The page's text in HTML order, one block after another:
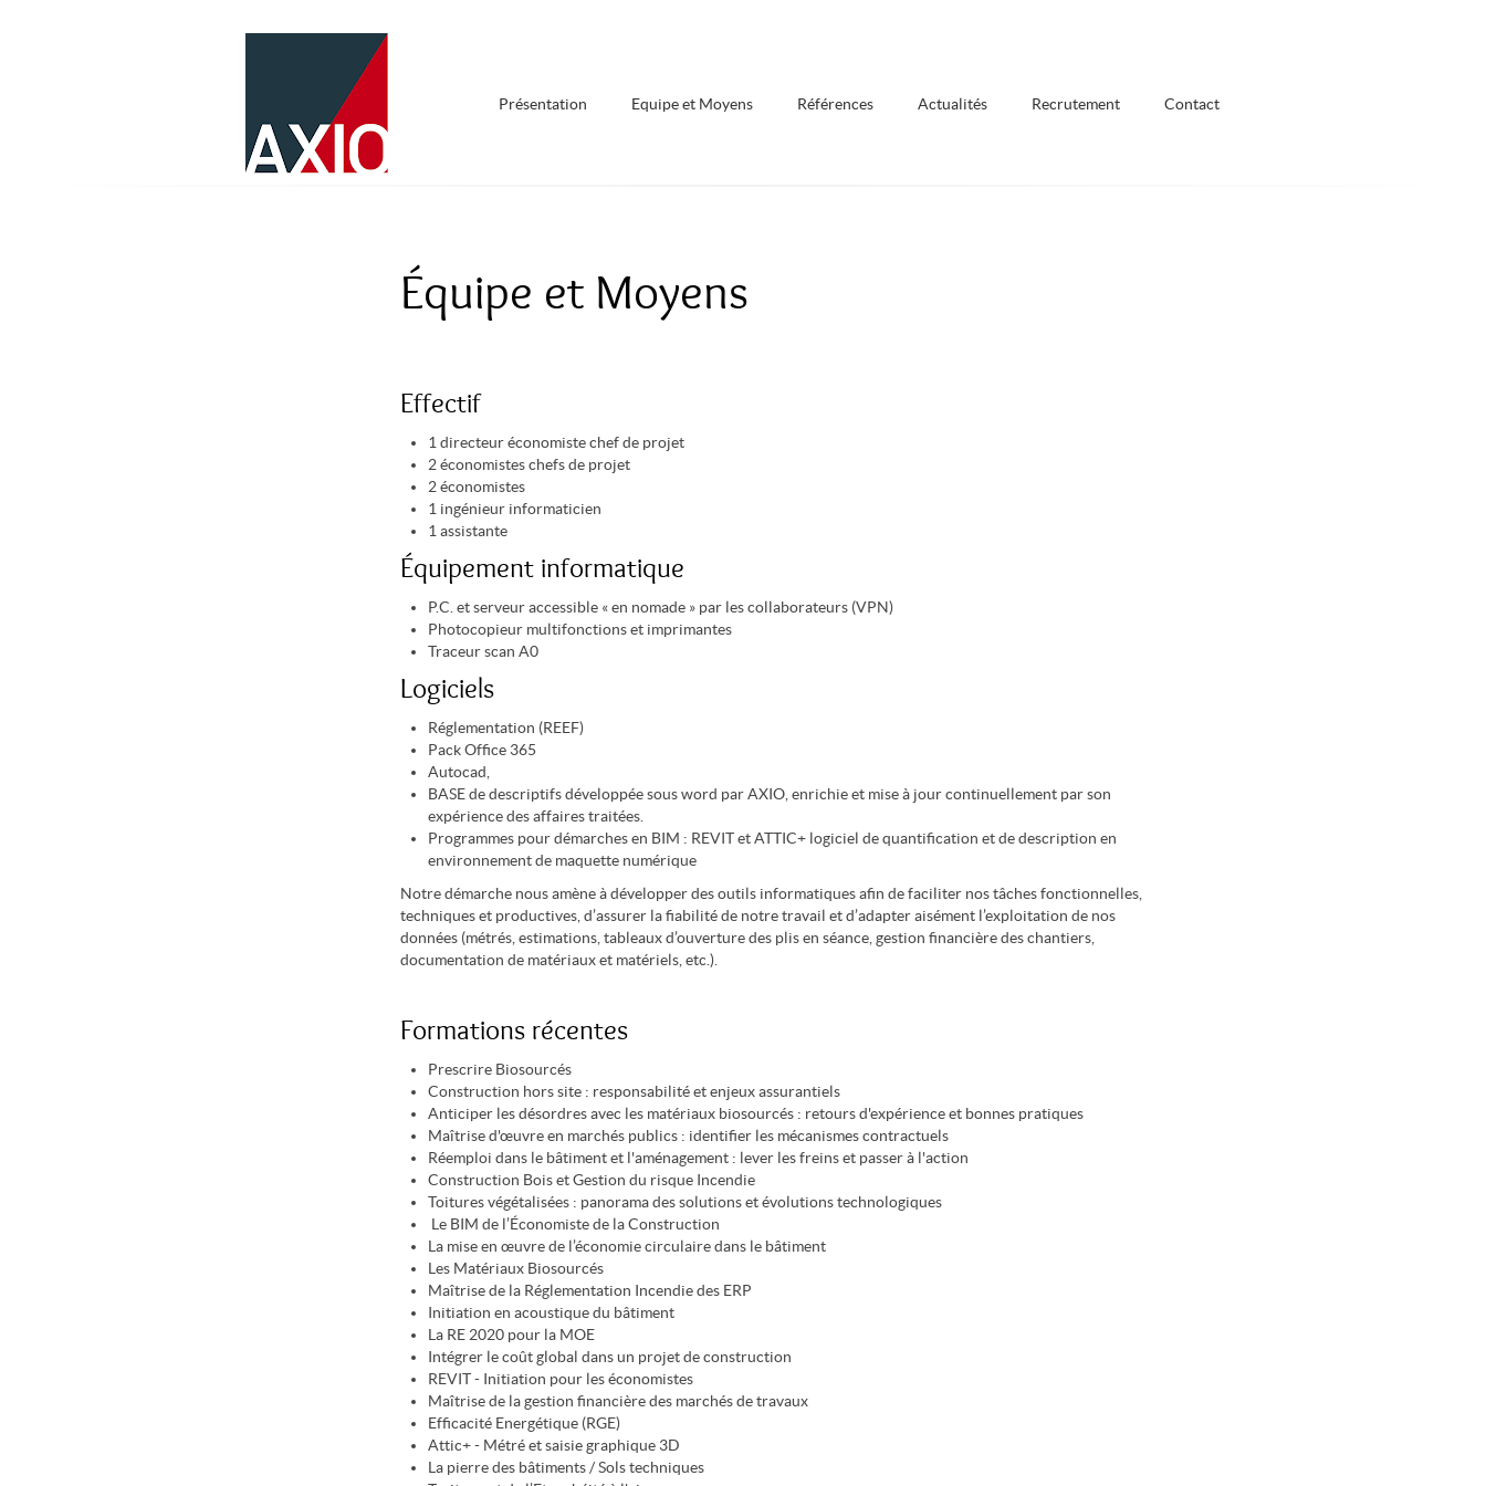
Présentation Equipe et Moyens Références Actualités Recrutement Contact
Équipe et Moyens
Effectif
1 directeur économiste chef de projet
2 économistes chefs de projet
2 économistes
1 ingénieur informaticien
1 assistante
Équipement informatique
P.C. et serveur accessible « en nomade » par les collaborateurs (VPN)
Photocopieur multifonctions et imprimantes
Traceur scan A0
Logiciels
Réglementation (REEF)
Pack Office 365
Autocad,
BASE de descriptifs développée sous word par AXIO, enrichie et mise à jour continuellement par son
expérience des affaires traitées.
Programmes pour démarches en BIM : REVIT et ATTIC+ logiciel de quantification et de description en
environnement de maquette numérique
Notre démarche nous amène à développer des outils informatiques afin de faciliter nos tâches fonctionnelles,
techniques et productives, d’assurer la fiabilité de notre travail et d’adapter aisément l’exploitation de nos
données (métrés, estimations, tableaux d’ouverture des plis en séance, gestion financière des chantiers,
documentation de matériaux et matériels, etc.).
Formations récentes
Prescrire Biosourcés
Construction hors site : responsabilité et enjeux assurantiels
Anticiper les désordres avec les matériaux biosourcés : retours d'expérience et bonnes pratiques
Maîtrise d'œuvre en marchés publics : identifier les mécanismes contractuels
Réemploi dans le bâtiment et l'aménagement : lever les freins et passer à l'action
Construction Bois et Gestion du risque Incendie
Toitures végétalisées : panorama des solutions et évolutions technologiques
Le BIM de l’Économiste de la Construction
La mise en œuvre de l’économie circulaire dans le bâtiment
Les Matériaux Biosourcés
Maîtrise de la Réglementation Incendie des ERP
Initiation en acoustique du bâtiment
La RE 2020 pour la MOE
Intégrer le coût global dans un projet de construction
REVIT - Initiation pour les économistes
Maîtrise de la gestion financière des marchés de travaux
Efficacité Energétique (RGE)
Attic+ - Métré et saisie graphique 3D
La pierre des bâtiments / Sols techniques